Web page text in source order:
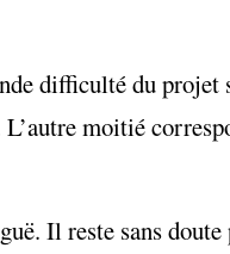
difficulté du
moitié
Il reste sans